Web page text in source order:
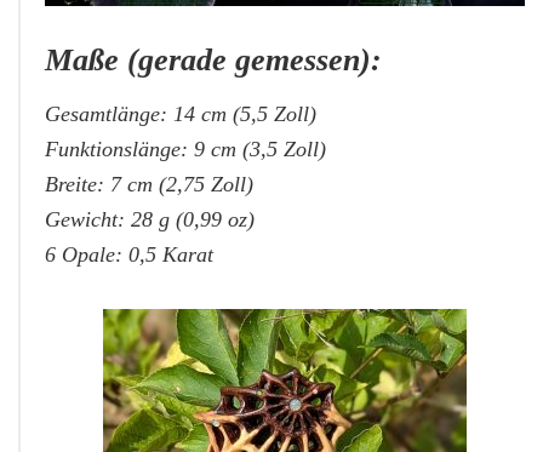
Maße (gerade gemessen):
Gesamtlänge: 14 cm (5,5 Zoll)
Funktionslänge: 9 cm (3,5 Zoll)
Breite: 7 cm (2,75 Zoll)
Gewicht: 28 g (0,99 oz)
6 Opale: 0,5 Karat